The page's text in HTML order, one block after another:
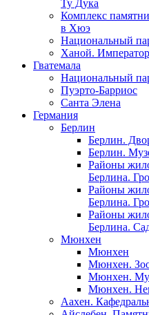
Ту Дука
Комплекс
в Хюэ
Национальный
Ханой.
Гватемала
Национальный
Пуэрто-Барриос
Санта Элена
Германия
Берлин
Берлин.
Берлин.
Районы
Берлина.
Районы
Берлина.
Районы
Берлина.
Мюнхен
Мюнхен
Мюнхен.
Мюнхен.
Мюнхен.
Аахен.